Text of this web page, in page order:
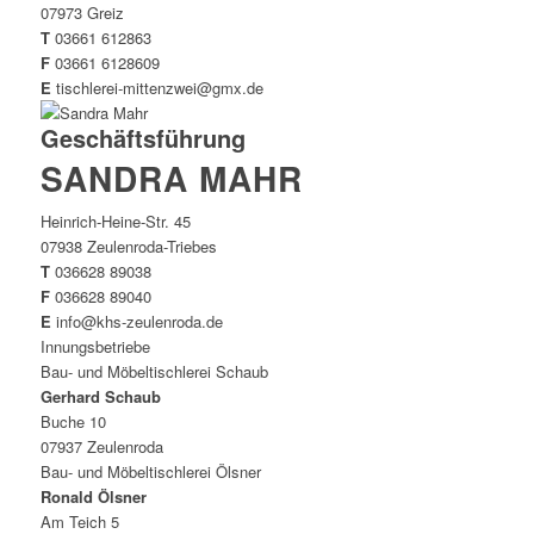
07973 Greiz
T03661 612863
F03661 6128609
E tischlerei-mittenzwei@gmx.de
Geschäftsführung
SANDRA MAHR
Heinrich-Heine-Str. 45
07938 Zeulenroda-Triebes
T036628 89038
F036628 89040
E info@khs-zeulenroda.de
Innungsbetriebe
Bau- und Möbeltischlerei Schaub
Gerhard Schaub
Buche 10
07937 Zeulenroda
Bau- und Möbeltischlerei Ölsner
Ronald Ölsner
Am Teich 5